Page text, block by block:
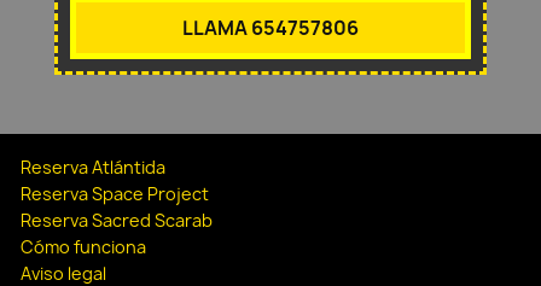
LLAMA 654757806
Reserva Atlántida
Reserva Space Project
Reserva Sacred Scarab
Cómo funciona
Aviso legal